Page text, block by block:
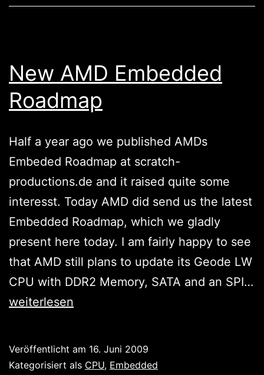
New AMD Embedded
Roadmap
Half a year ago we published AMDs
Embeded Roadmap at scratch-
productions.de and it raised quite some
interesst. Today AMD did send us the latest
Embedded Roadmap, which we gladly
present here today. I am fairly happy to see
that AMD still plans to update its Geode LW
CPU with DDR2 Memory, SATA and an SPI…
New
Roadmap
weiterlesen
Veröffentlicht am 16. Juni 2009
Kategorisiert als CPU, Embedded